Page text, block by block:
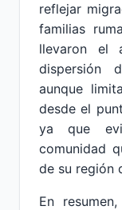
reflejar
familias
llevaron el
dispersión
aunque
desde el
ya que
comunidad
de su región
En